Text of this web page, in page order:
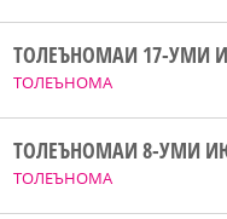
ТОЛЕЪНОМА
ТОЛЕЪНОМАИ 17-УМИ
ТОЛЕЪНОМА
ТОЛЕЪНОМАИ 8-УМИ